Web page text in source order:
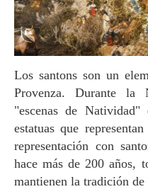
Los santons son un elemento central en la cultura de
Provenza. Durante la
"escenas de
estatuas que
representación con
hace más de 200 años,
mantienen la tradición de